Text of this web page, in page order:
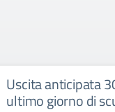
Uscita anticipata
ultimo giorno di